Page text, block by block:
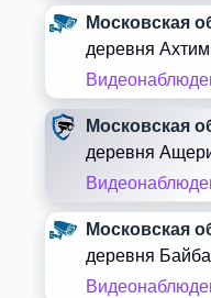
Московская
деревня
Московская
деревня
Московская
деревня